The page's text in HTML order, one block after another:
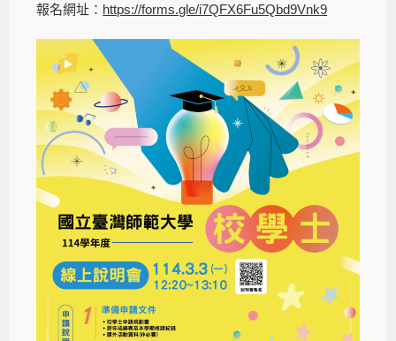
報名網址： https://forms.gle/i7QFX6Fu5Qbd9Vnk9